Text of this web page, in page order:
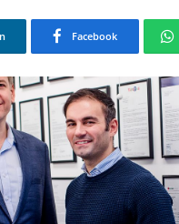
Facebook